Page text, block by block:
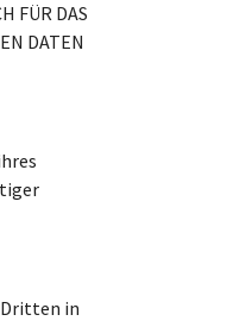
FÜR DAS
DATEN
Dritten in